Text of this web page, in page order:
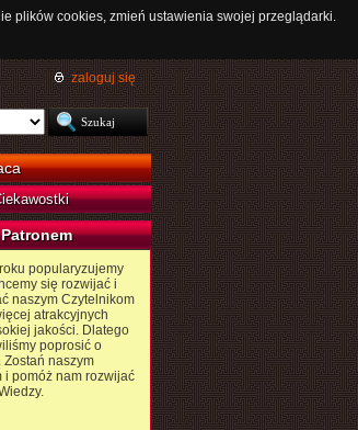
plików cookies, zmień ustawienia swojej przeglądarki.
zaloguj się
popularyzujemy
się rozwijać i
naszym Czytelnikom
atrakcyjnych
jakości. Dlatego
poprosić o
Zostań naszym
i pomóż nam rozwijać